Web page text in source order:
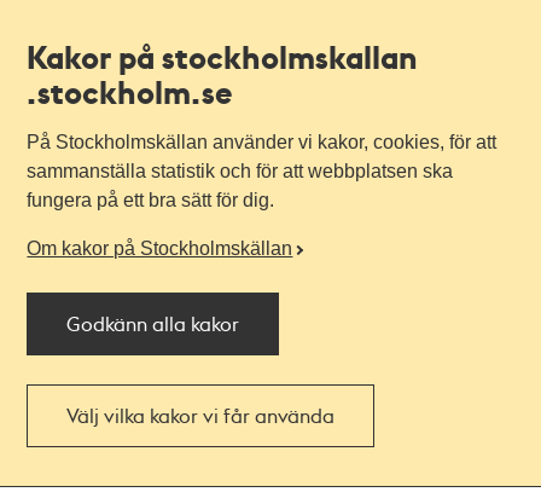
Kakor på stockholmskallan
.stockholm.se
På Stockholmskällan använder vi kakor, cookies, för att
sammanställa statistik och för att webbplatsen ska
fungera på ett bra sätt för dig.
Om kakor på Stockholmskällan
Godkänn alla kakor
Välj vilka kakor vi får använda